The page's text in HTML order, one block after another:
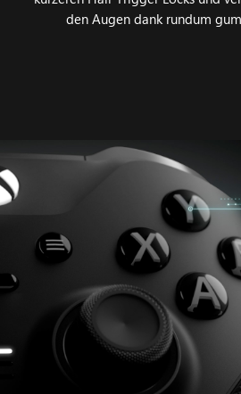
den Augen dank rundum
Animation
der
Tastenbelegungsoptionen,
die
XBOX
verfügbar
sind.